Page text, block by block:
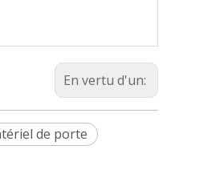
En vertu d'un:
de porte